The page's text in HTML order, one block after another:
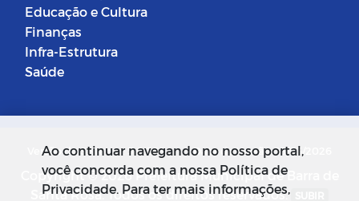
Educação e Cultura
Finanças
Infra-Estrutura
Saúde
Versão do Sistema: 5.0.268 Data da Versão: 18/03/2026
Copyright © 2026 Prefeitura Municipal de Barra de
Santa Rosa. Todos os direitos reservados.
Ao continuar navegando no nosso portal,
você concorda com a nossa Política de
Privacidade. Para ter mais informações,